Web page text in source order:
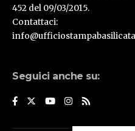
452 del 09/03/2015.
Contattaci:
Seguici anche su: